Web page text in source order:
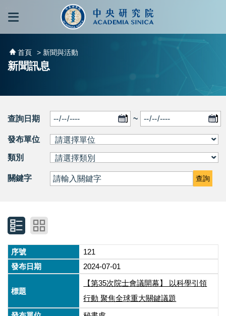
跳到主要內容區塊
首頁 > 新聞與活動
新聞訊息
查詢日期 ~
發布單位
類別
關鍵字 查詢
121
2024-07-01
【第35次院士會議開幕】 以科學引領
行動 聚焦全球重大關鍵議題